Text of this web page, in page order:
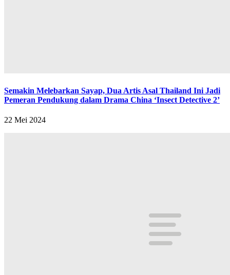
Semakin Melebarkan Sayap, Dua Artis Asal Thailand Ini Jadi
Pemeran Pendukung dalam Drama China ‘Insect Detective 2’
22 Mei 2024